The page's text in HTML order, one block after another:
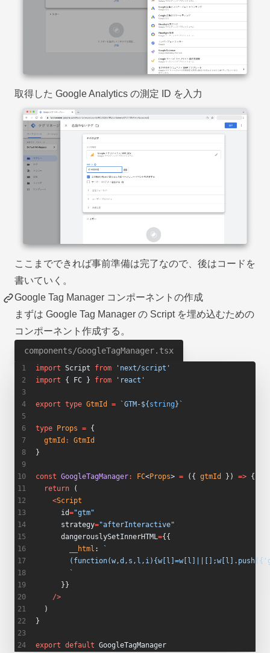
取得した Google Analytics の測定 ID を入力
ここまでできれば事前準備は完了なので、後はコードを
書いていく。
Google Tag Manager コンポーネントの作成
まずは Google Tag Manager の Script を埋め込むための
コンポーネント作成する。
components/GoogleTagManager.tsx
import Script from 'next/script'
import { FC } from 'react'
export type GtmId = `GTM-${ string }`
type Props = {
  gtmId
:
GtmId
}
const GoogleTagManager: FC<Props> = ({ gtmId }) => {
  return
(
    <
Script
      id
="gtm"
      strategy
="afterInteractive"
      dangerouslySetInnerHTML
={{
        __html
:
`
        `
      }}
    />
  )
}
export default GoogleTagManager